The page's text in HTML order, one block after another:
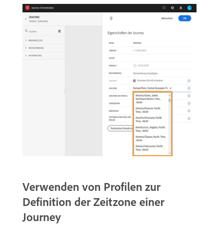
Verwenden von Profilen zur
Definition der Zeitzone einer
Journey